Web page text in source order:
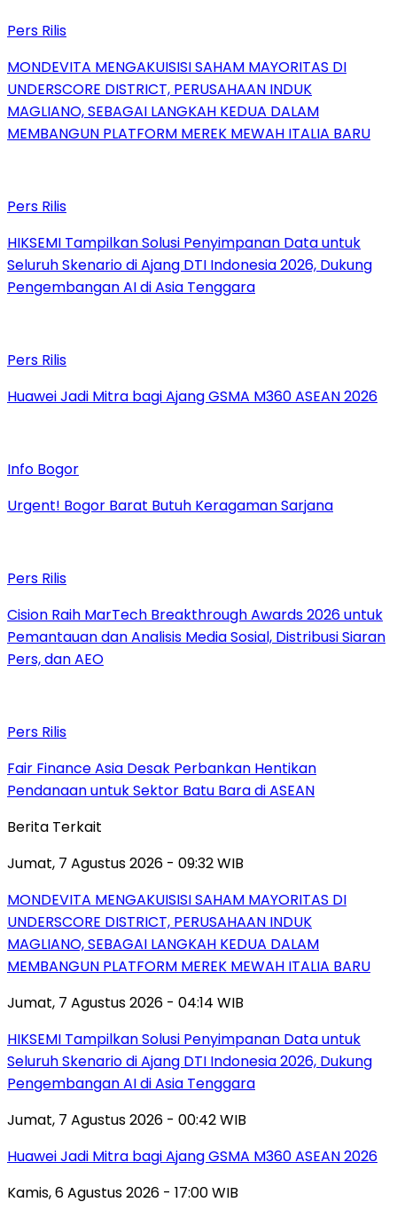
Pers Rilis
MONDEVITA MENGAKUISISI SAHAM MAYORITAS DI
UNDERSCORE DISTRICT, PERUSAHAAN INDUK
MAGLIANO, SEBAGAI LANGKAH KEDUA DALAM
MEMBANGUN PLATFORM MEREK MEWAH ITALIA BARU
Pers Rilis
HIKSEMI Tampilkan Solusi Penyimpanan Data untuk
Seluruh Skenario di Ajang DTI Indonesia 2026, Dukung
Pengembangan AI di Asia Tenggara
Pers Rilis
Huawei Jadi Mitra bagi Ajang GSMA M360 ASEAN 2026
Info Bogor
Urgent! Bogor Barat Butuh Keragaman Sarjana
Pers Rilis
Cision Raih MarTech Breakthrough Awards 2026 untuk
Pemantauan dan Analisis Media Sosial, Distribusi Siaran
Pers, dan AEO
Pers Rilis
Fair Finance Asia Desak Perbankan Hentikan
Pendanaan untuk Sektor Batu Bara di ASEAN
Berita Terkait
Jumat, 7 Agustus 2026 - 09:32 WIB
MONDEVITA MENGAKUISISI SAHAM MAYORITAS DI
UNDERSCORE DISTRICT, PERUSAHAAN INDUK
MAGLIANO, SEBAGAI LANGKAH KEDUA DALAM
MEMBANGUN PLATFORM MEREK MEWAH ITALIA BARU
Jumat, 7 Agustus 2026 - 04:14 WIB
HIKSEMI Tampilkan Solusi Penyimpanan Data untuk
Seluruh Skenario di Ajang DTI Indonesia 2026, Dukung
Pengembangan AI di Asia Tenggara
Jumat, 7 Agustus 2026 - 00:42 WIB
Huawei Jadi Mitra bagi Ajang GSMA M360 ASEAN 2026
Kamis, 6 Agustus 2026 - 17:00 WIB